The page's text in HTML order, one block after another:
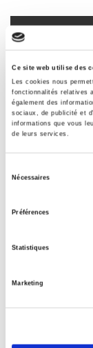
Ce site web utilise des
Les cookies nous
fonctionnalités relatives
également des
sociaux, de publicité et
informations que vous
de leurs services.
Nécessaires
Préférences
Statistiques
Marketing
Contents
Specifications
Publisher
Author
Journal
ISSN